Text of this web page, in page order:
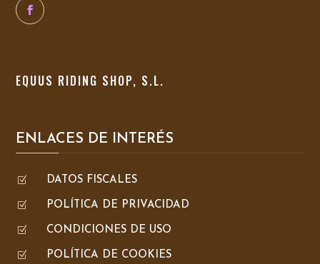
EQUUS RIDING SHOP, S.L.
ENLACES DE INTERÉS
Z DATOS FISCALES
Z POLÍTICA DE PRIVACIDAD
Z CONDICIONES DE USO
Z POLÍTICA DE COOKIES